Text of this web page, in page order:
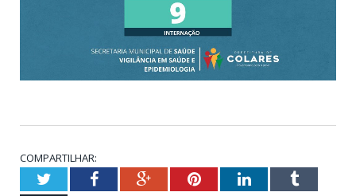
COMPARTILHAR:
TwitterFacebookGoogle+PinterestLinkedInTumblr